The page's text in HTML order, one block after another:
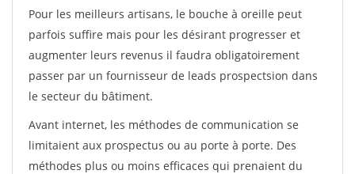
Pour les meilleurs artisans, le bouche à oreille peut
parfois suffire mais pour les désirant progresser et
augmenter leurs revenus il faudra obligatoirement
passer par un fournisseur de leads prospectsion dans
le secteur du bâtiment.
Avant internet, les méthodes de communication se
limitaient aux prospectus ou au porte à porte. Des
méthodes plus ou moins efficaces qui prenaient du